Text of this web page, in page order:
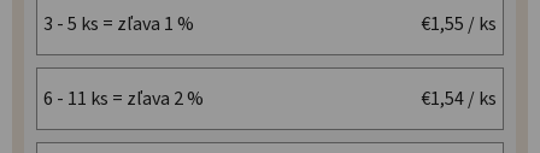
3 - 5 ks = zľava 1 % €1,55 / ks
6 - 11 ks = zľava 2 % €1,54/ ks